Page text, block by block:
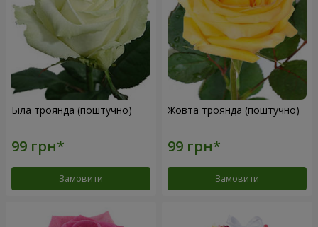
Біла троянда (поштучно)
Замовити
Жовта троянда (поштучно)
Замовити